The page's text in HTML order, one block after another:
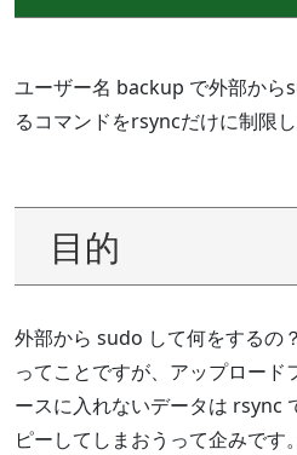
ユーザー名 backup で外部から
るコマンドをrsyncだけに制限し
目的
外部から sudo して何をするの？
ってことですが、アップロー
ースに入れないデータは rsync
ピーしてしまおうって企みです。